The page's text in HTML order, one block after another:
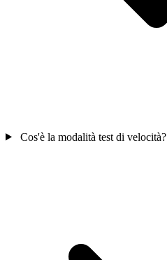
Cos'è la modalità test di velocità?